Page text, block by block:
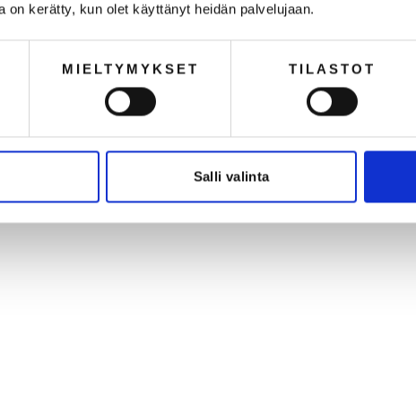
on kerätty, kun olet käyttänyt heidän palvelujaan.
MIELTYMYKSET TILASTOT
Salli valinta
Suosittelemme